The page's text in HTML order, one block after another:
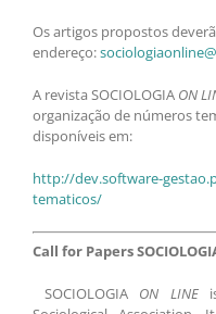
Os artigos propostos
endereço:
A revista SOCIOLOGIA ON
organização de números
disponíveis em:
http://dev.software-
tematicos/
Call for Papers
SOCIOLOGIA ON LINEis